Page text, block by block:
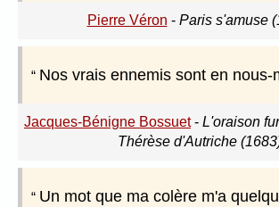
Pierre Véron - Paris s'amuse
Nos vrais ennemis sont en nous-
Jacques-Bénigne Bossuet- L'oraison
Thérèse d'Autriche
Un mot que ma colère m'a